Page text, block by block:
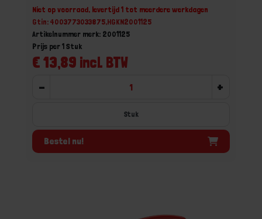
Niet op voorraad, levertijd 1 tot meerdere werkdagen
Gtin: 4003773033875,HGKN2001125
Artikelnummer merk: 2001125
€ 13,89 incl. BTW
Prijs per 1 Stuk
- +
Stuk
Bestel nu!